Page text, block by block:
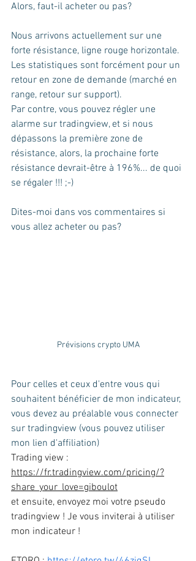
Alors, faut-il acheter ou pas?
Nous arrivons actuellement sur une
forte résistance, ligne rouge horizontale.
Les statistiques sont forcément pour un
retour en zone de demande (marché en
range, retour sur support).
Par contre, vous pouvez régler une
alarme sur tradingview, et si nous
dépassons la première zone de
résistance, alors, la prochaine forte
résistance devrait-être à 196%... de quoi
se régaler !!! ;-)
Dites-moi dans vos commentaires si
vous allez acheter ou pas?
Prévisions crypto UMA
Pour celles et ceux d'entre vous qui
souhaitent bénéficier de mon indicateur,
vous devez au préalable vous connecter
sur tradingview (vous pouvez utiliser
mon lien d'affiliation)
Trading view :
https://fr.tradingview.com/pricing/?
share_your_love=giboulot
et ensuite, envoyez moi votre pseudo
tradingview ! Je vous inviterai à utiliser
mon indicateur !